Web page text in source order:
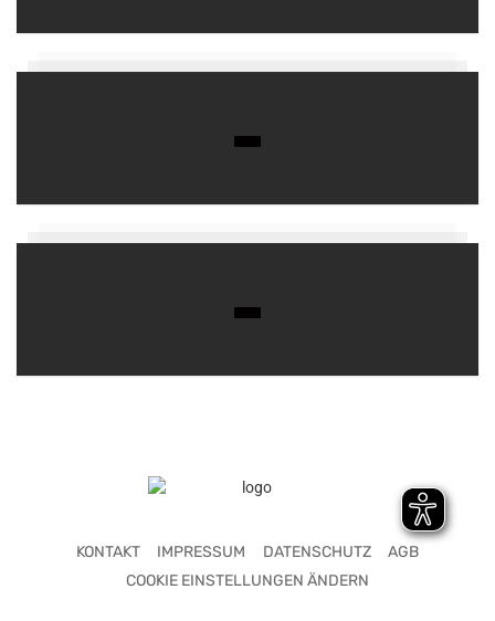
KONTAKT IMPRESSUM DATENSCHUTZ
AGB
COOKIE EINSTELLUNGEN ÄNDERN